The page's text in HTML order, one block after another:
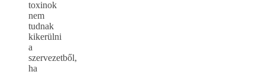
toxinok
nem
tudnak
kikerülni
a
szervezetből,
ha